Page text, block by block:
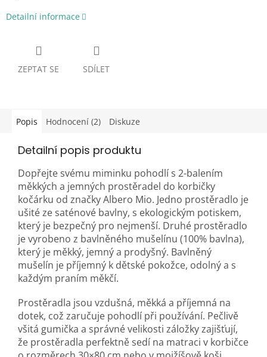
Detailní informace
ZEPTAT SE SDÍLET
Popis Hodnocení (2) Diskuze
Detailní popis produktu
Dopřejte svému miminku pohodlí s 2-balením
měkkých a jemných prostěradel do korbičky
kočárku od značky Albero Mio. Jedno prostěradlo je
ušité ze saténové bavlny, s ekologickým potiskem,
který je bezpečný pro nejmenší. Druhé prostěradlo
je vyrobeno z bavlněného mušelínu (100% bavlna),
který je měkký, jemný a prodyšný. Bavlněný
mušelín je příjemný k dětské pokožce, odolný a s
každým praním měkčí.
Prostěradla jsou vzdušná, měkká a příjemná na
dotek, což zaručuje pohodlí při používání. Pečlivě
všitá gumička a správné velikosti záložky zajišťují,
že prostěradla perfektně sedí na matraci v korbičce